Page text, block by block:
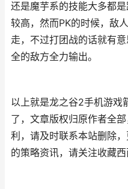
还是魔芋系的技能大多都
较高，然而PK的时候，敌
走，不过打团战的话就有
全的敌方全力输出。
以上就是龙之谷2手机游戏
了，文章版权归原作者全
利，请及时联系本站删除
的策略资讯，请关注收藏西